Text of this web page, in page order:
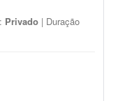
Privado | Duração